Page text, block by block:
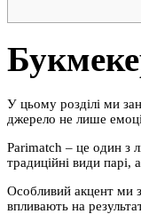
У цьому розділі ми
джерело не лише
Parimatch – це один з
традиційні види парі,
Особливий акцент ми
впливають на